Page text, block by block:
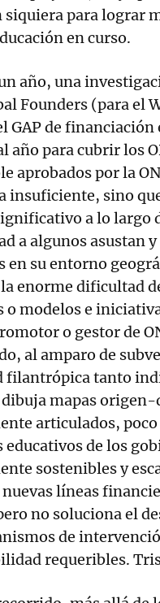
siquiera para lograr
en curso.
año, una
Founders (para el
GAP de
año para cubrir los
aprobados por la
insuficiente, sino
a lo largo
a algunos asustan
en su entorno
enorme dificultad
o modelos e
o gestor de
al amparo de
filantrópica tanto
mapas origen-
articulados,
educativos de los
sostenibles y
líneas
no soluciona el
de
requeribles.